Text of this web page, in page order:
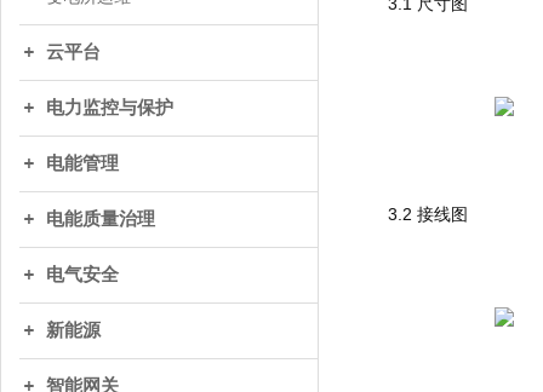
云平台
电力监控与保护
电能管理
电能质量治理
电气安全
新能源
智能网关
3.2 接线图